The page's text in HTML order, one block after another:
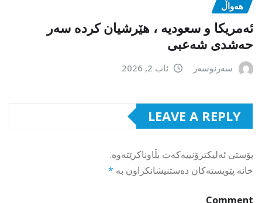
هەواڵ
ئەمریکا و سعودیە ، هێرشیان کردە سەر
حەشدی شەعبی
سەرنوسەر ئاب 2, 2026
LEAVE A REPLY
پۆستی ئەلیکترۆنییەکەت بڵاوناکرێتەوە.
خانە پێویستەکان دەستنیشانکراون بە *
Comment